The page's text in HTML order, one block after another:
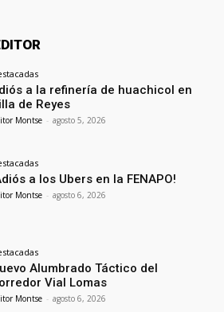
a la refinería de huachicol en
de Reyes
Montse - agosto 5, 2026
a los Ubers en la FENAPO!
Montse - agosto 6, 2026
Alumbrado Táctico del
Vial Lomas
Montse - agosto 6, 2026